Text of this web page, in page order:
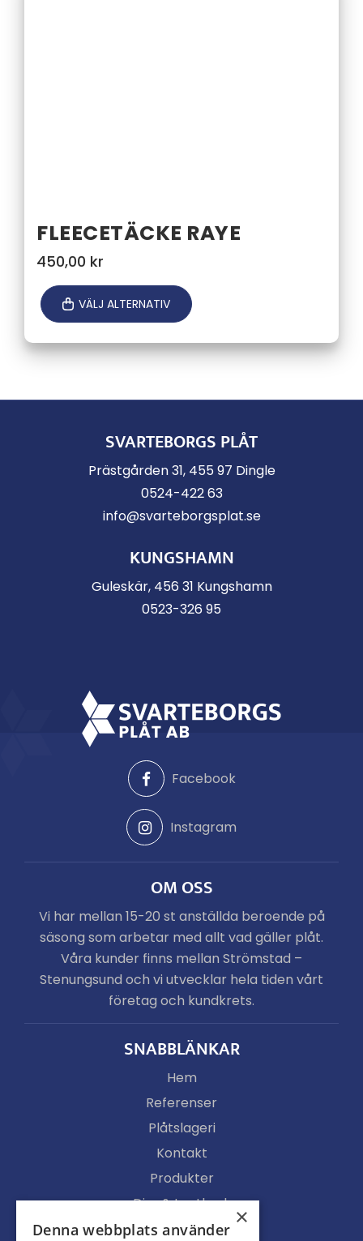
FLEECETÄCKE RAYE
450,00 kr
VÄLJ ALTERNATIV
SVARTEBORGS PLÅT
Prästgården 31, 455 97 Dingle
0524-422 63
info@svarteborgsplat.se
KUNGSHAMN
Guleskär, 456 31 Kungshamn
0523-326 95
Facebook
Instagram
OM OSS
Vi har mellan 15-20 st anställda beroende på
säsong som arbetar med allt vad gäller plåt.
Våra kunder finns mellan Strömstad –
Stenungsund och vi utvecklar hela tiden vårt
företag och kundkrets.
SNABBLÄNKAR
Hem
Referenser
Plåtslageri
Kontakt
Produkter
Djur & Lantbruk
Köpvillkor
×
Denna webbplats använder